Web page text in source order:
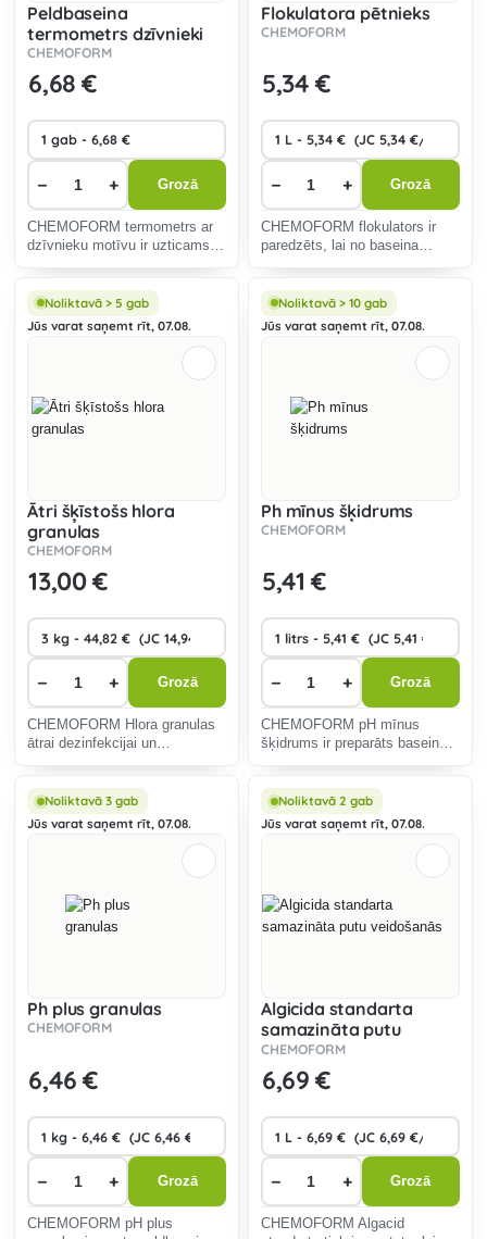
Peldbaseina
termometrs dzīvnieki
CHEMOFORM
6,68 €
− + Grozā
CHEMOFORM termometrs ar
dzīvnieku motīvu ir uzticams
peldbaseinos.
Flokulatora pētnieks
CHEMOFORM
5,34 €
− + Grozā
CHEMOFORM flokulators ir
paredzēts, lai no baseina
Noliktavā > 5 gab
Jūs varat saņemt rīt, 07.08.
Ātri šķīstošs hlora
granulas
CHEMOFORM
13,00 €
− + Grozā
CHEMOFORM Hlora granulas
ātrai dezinfekcijai un
Noliktavā > 10 gab
Jūs varat saņemt rīt, 07.08.
Ph mīnus šķidrums
CHEMOFORM
5,41 €
− + Grozā
CHEMOFORM pH mīnus
šķidrums ir preparāts baseina
līdz ideālajai vērtībai 7,0 - 7,4.
Noliktavā 3 gab
Jūs varat saņemt rīt, 07.08.
Ph plus granulas
CHEMOFORM
6,46 €
− + Grozā
CHEMOFORM pH plus
Noliktavā 2 gab
Jūs varat saņemt rīt, 07.08.
Algicida standarta
samazināta putu
veidošanās
CHEMOFORM
6,69 €
− + Grozā
CHEMOFORM Algacid